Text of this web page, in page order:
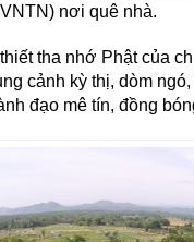
nơi quê nhà.
tha nhớ Phật của
cảnh kỳ thị, dòm
đạo mê tín, đồng